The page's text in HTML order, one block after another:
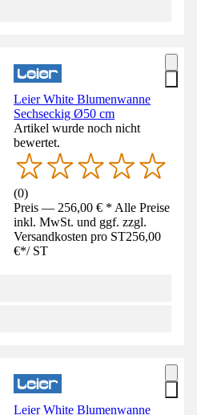
Leier White Blumenwanne
Sechseckig Ø50 cm
Artikel wurde noch nicht
bewertet.
(0)
Preis — 256,00 € * Alle Preise
inkl. MwSt. und ggf. zzgl.
Versandkosten pro ST256,00
€*/ ST
Leier White Blumenwanne